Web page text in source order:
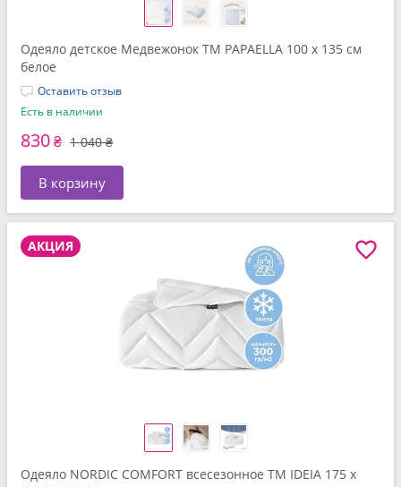
Одеяло детское Медвежонок ТM PAPAELLA 100 x 135 см
белое
Оставить отзыв
Есть в наличии
830₴ 1 040 ₴
В корзину
АКЦИЯ
Одеяло NORDIC COMFORT всесезонное ТМ IDEIA 175 x